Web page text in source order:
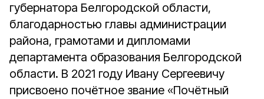
губернатора Белгородской области,
благодарностью главы администрации
района, грамотами и дипломами
департамента образования Белгородской
области. В 2021 году Ивану Сергеевичу
присвоено почётное звание «Почётный